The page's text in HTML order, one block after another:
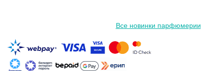
Все новинки парфюмерии